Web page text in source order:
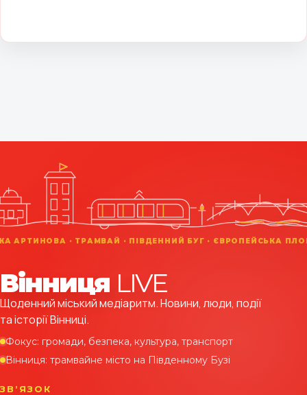
Вінниця LIVE
Щоденний міський медіаритм. Новини, люди, події
та історії Вінниці.
Фокус: громади, безпека, культура, транспорт
Вінниця: трамвайне місто на Південному Бузі
ЗВʼЯЗОК